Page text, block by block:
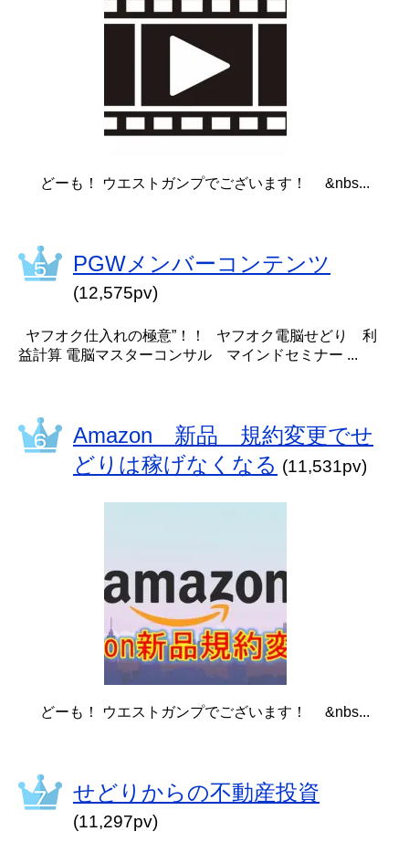
どーも！ ウエストガンプでございます！ &nbs...
PGWメンバーコンテンツ
(12,575pv)
ヤフオク仕入れの極意”！！ ヤフオク電脳せどり 利
益計算 電脳マスターコンサル マインドセミナー ...
Amazon 新品 規約変更でせ
どりは稼げなくなる (11,531pv)
どーも！ ウエストガンプでございます！ &nbs...
せどりからの不動産投資
(11,297pv)